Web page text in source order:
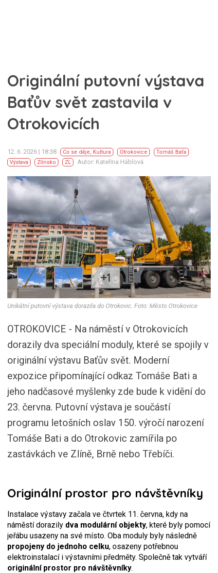
Originální putovní výstava
Baťův svět zastavila v
Otrokovicích
12. 6. 2026 | 18:38 Co se děje, Kultura Otrokovice
Tomáš Baťa
Výstava
Zlínsko ZL Autor: Kateřina Háblová
+1
Unikátní putovní výstava dorazila do Otrokovic. Foto: Město Otrokovice
OTROKOVICE - Na náměstí v Otrokovicích
dorazily dva speciální moduly, které se spojily v
originální výstavu Baťův svět. Moderní
expozice připomínající odkaz Tomáše Bati a
jeho nadčasové myšlenky zde bude k vidění do
23. června. Putovní výstava je součástí
programu letošních oslav 150. výročí narození
Tomáše Bati a do Otrokovic zamířila po
zastávkách ve Zlíně, Brně nebo Třebíči.
Originální prostor pro návštěvníky
Instalace výstavy začala ve čtvrtek 11. června, kdy na
náměstí dorazily dva modulární objekty, které byly pomocí
jeřábu usazeny na své místo. Oba moduly byly následně
propojeny do jednoho celku, osazeny potřebnou
elektroinstalací i výstavními předměty. Společně tak vytváří
originální prostor pro návštěvníky.